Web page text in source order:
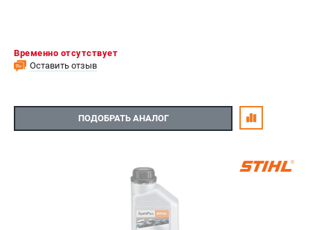
Временно отсутствует
Оставить отзыв
ПОДОБРАТЬ АНАЛОГ